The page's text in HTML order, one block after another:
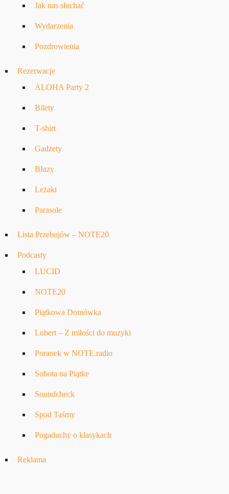
Jak nas słuchać
Wydarzenia
Pozdrowienia
Rezerwacje
ALOHA Party 2
Bilety
T-shirt
Gadżety
Bluzy
Leżaki
Parasole
Lista Przebojów – NOTE20
Podcasty
LUCID
NOTE20
Piątkowa Domówka
Lubert – Z miłości do muzyki
Poranek w NOTE.radio
Sobota na Piątke
Soundcheck
Spod Taśmy
Pogaduchy o klasykach
Reklama